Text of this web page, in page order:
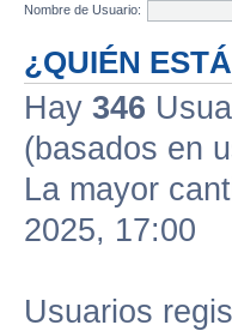
Nombre de Usuario:
¿QUIÉN
Hay 346
(basados en
La mayor
2025, 17:00
Usuarios